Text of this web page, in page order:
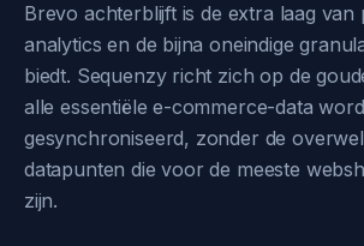
Brevo achterblijft is de extra laag van
analytics en de bijna oneindige
biedt. Sequenzy richt zich op de
alle essentiële e-commerce-data
gesynchroniseerd, zonder de
datapunten die voor de meeste
zijn.